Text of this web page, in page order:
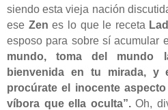
siendo esta vieja nación
ese Zen es lo que le receta
esposo para sobre sí acumular
mundo, toma del mundo
bienvenida en tu mirada,
procúrate el inocente
víbora que ella oculta”.Oh,